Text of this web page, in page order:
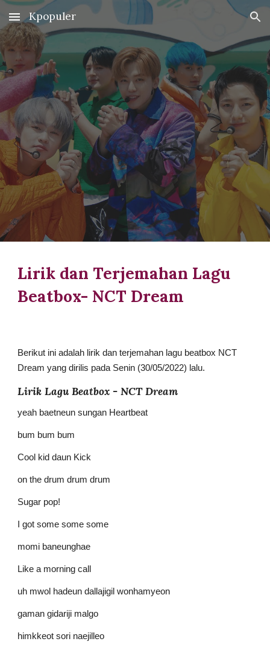
Skip to main content Skip to navigation
Kpopuler
Lirik dan Terjemahan Lagu
Beatbox- NCT Dream
Berikut ini adalah lirik dan terjemahan lagu beatbox NCT
Dream yang dirilis pada Senin (30/05/2022) lalu.
Lirik Lagu Beatbox - NCT Dream
yeah baetneun sungan Heartbeat
bum bum bum
Cool kid daun Kick
on the drum drum drum
Sugar pop!
I got some some some
momi baneunghae
Like a morning call
uh mwol hadeun dallajigil wonhamyeon
gaman gidariji malgo
himkkeot sori naejilleo